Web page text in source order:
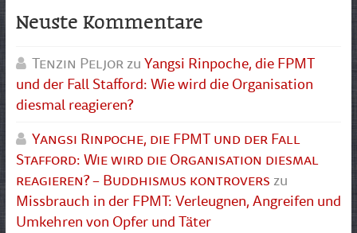
Neuste Kommentare
Tenzin PeljorzuYangsi Rinpoche, die FPMT
und der Fall Stafford: Wie wird die Organisation
diesmal reagieren?
Yangsi Rinpoche, die FPMT und der Fall
Stafford: Wie wird die Organisation diesmal
reagieren? – Buddhismus kontrovers zu
Missbrauch in der FPMT: Verleugnen, Angreifen und
Umkehren von Opfer und Täter